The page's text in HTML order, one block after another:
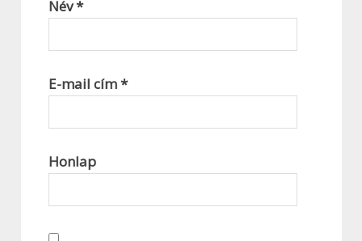
Név*
E-mail cím*
Honlap